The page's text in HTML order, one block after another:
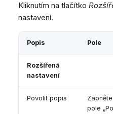
Kliknutím na tlačítko
nastavení.
Popis Pole
Rozšířená
nastavení
Povolit popis
pole